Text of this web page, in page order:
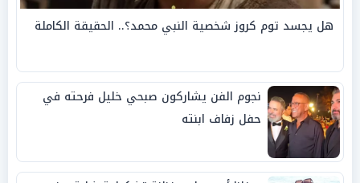
هل يجسد توم كروز شخصية النبي محمد؟.. الحقيقة الكاملة
نجوم الفن يشاركون صبحي خليل فرحته في
حفل زفاف ابنته